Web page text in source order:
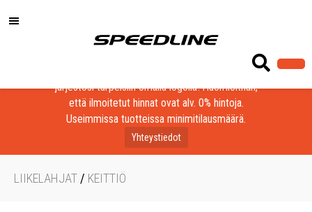
Löydä laadukkaat tuotteet yrityksesi, seurasi tai
järjestösi tarpeisiin omalla logolla! Huomioithan,
että ilmoitetut hinnat ovat alv. 0% hintoja.
Useimmissa tuotteissa minimitilausmäärä.
Yhteystiedot
LIIKELAHJAT / KEITTIÖ